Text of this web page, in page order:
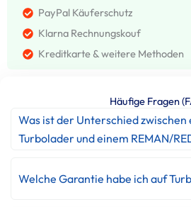
PayPal Käuferschutz
Klarna Rechnungskouf
Kreditkarte & weitere Methoden
Häufige Fragen
Was ist der Unterschied zwischen
Turbolader und einem REMAN/
Welche Garantie habe ich auf